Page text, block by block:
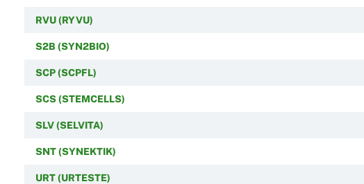
RVU (RYVU)
S2B (SYN2BIO)
SCP (SCPFL)
SCS (STEMCELLS)
SLV (SELVITA)
SNT (SYNEKTIK)
URT (URTESTE)